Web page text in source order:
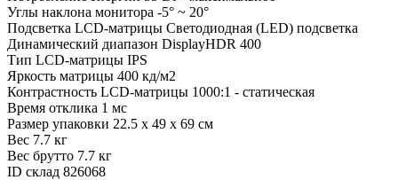
Углы наклона монитора -5° ~ 20°
Подсветка LCD-матрицы Светодиодная (LED) подсветка
Динамический диапазон DisplayHDR 400
Тип LCD-матрицы IPS
Яркость матрицы 400 кд/м2
Контрастность LCD-матрицы 1000:1 - статическая
Время отклика 1 мс
Размер упаковки 22.5 x 49 x 69 см
Вес 7.7 кг
Вес брутто 7.7 кг
ID склад 826068